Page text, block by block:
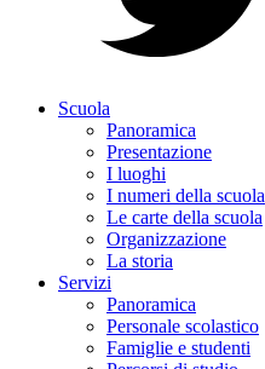
Scuola
Panoramica
Presentazione
I luoghi
I numeri della scuola
Le carte della scuola
Organizzazione
La storia
Servizi
Panoramica
Personale scolastico
Famiglie e studenti